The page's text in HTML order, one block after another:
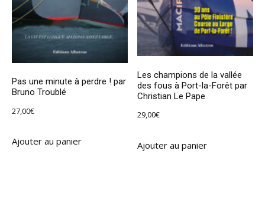
Pas une minute à perdre ! par
Bruno Troublé
27,00€
Ajouter au panier
Les champions de la vallée
des fous à Port-la-Forêt par
Christian Le Pape
29,00€
Ajouter au panier